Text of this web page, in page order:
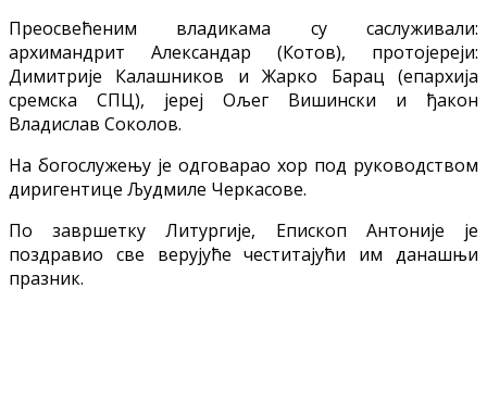
Преосвећеним владикама су саслуживали:
архимандрит Александар (Котов), протојереји:
Димитрије Калашников и Жарко Барац (епархија
сремска СПЦ), јереј Ољег Вишински и ђакон
Владислав Соколов.
На богослужењу је одговарао хор под руководством
диригентице Људмиле Черкасове.
По завршетку Литургије, Епископ Антоније је
поздравио све верујуће честитајући им данашњи
празник.